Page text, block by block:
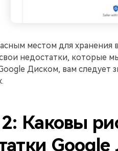
местом для
недостатки, которые
Диском, вам следует
Каковы
Google